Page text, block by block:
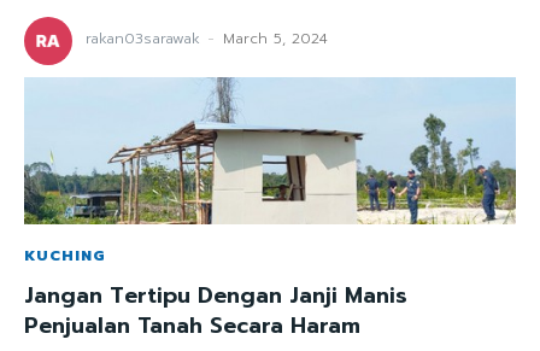
rakan03sarawak - March 5, 2024
KUCHING
Jangan Tertipu Dengan Janji Manis
Penjualan Tanah Secara Haram